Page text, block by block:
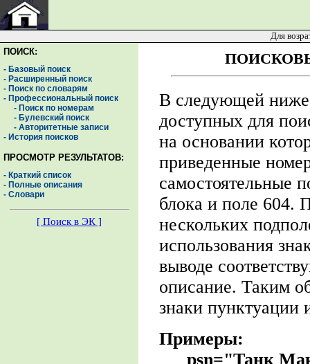
Для
ПОИСК:
- Базовый поиск
- Расширенный поиск
- Поиск по словарям
- Профессиональный поиск
- Поиск по номерам
- Булевский поиск
- Авторитетные записи
- История поисков
ПРОСМОТР РЕЗУЛЬТАТОВ:
- Краткий список
- Полные описания
- Словари
[ Поиск в ЭК ]
В следующей ниже
доступных для
на основании
приведенные
самостоятельные
блока и поле 604.
нескольких
использования
выводе
описание. Таким
знаки пунктуации
Примеры:
psn="Танк